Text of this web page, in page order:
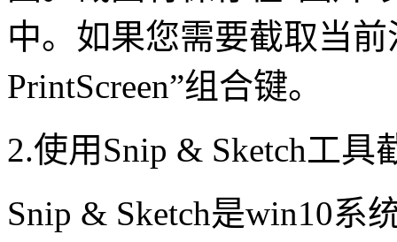
中。如果您需要截取当
PrintScreen”组合键。
2.使用Snip & Sketch工具
Snip & Sketch是win10系